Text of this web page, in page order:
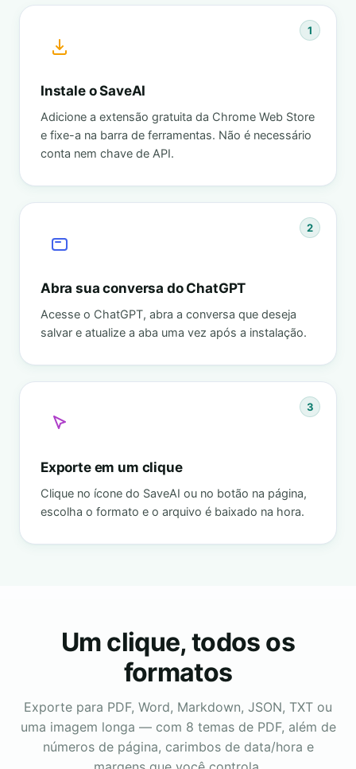
1
Instale o SaveAI
Adicione a extensão gratuita da Chrome Web Store
e fixe-a na barra de ferramentas. Não é necessário
conta nem chave de API.
2
Abra sua conversa do ChatGPT
Acesse o ChatGPT, abra a conversa que deseja
salvar e atualize a aba uma vez após a instalação.
3
Exporte em um clique
Clique no ícone do SaveAI ou no botão na página,
escolha o formato e o arquivo é baixado na hora.
Um clique, todos os
formatos
Exporte para PDF, Word, Markdown, JSON, TXT ou
uma imagem longa — com 8 temas de PDF, além de
números de página, carimbos de data/hora e